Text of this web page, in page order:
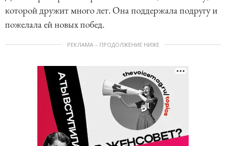
которой дружит много лет. Она поддержала подругу и
пожелала ей новых побед.
РЕКЛАМА – ПРОДОЛЖЕНИЕ НИЖЕ